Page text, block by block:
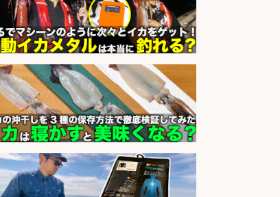
和食, 日本料理・懐石料理/店長・店
長候補/本物を知る大人の隠れ家!魚
の価値を上げ、地域を元気に!店長候
会社名 酒場あらかぶ 酒場あらかぶ
sponsored by 求人ボックス
精肉・青果・鮮魚販売/志布志市周
辺でお魚のカットや商品の陳列スタ
ッフ/未経験歓迎×残業少なめ×車通
勤OK/鹿児島県/志布志市